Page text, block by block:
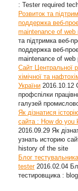
: Tester required
Розвиток та
поддержка веб-
maintenance of web
та підтримка веб-
поддержка веб-
maintenance of web
Сайт Центральної
хімічної та
України 2016.10.12
профспілки
галузей
Як дізнатися
сайта : How do
2016.09.29 Як
узнать историю
history of the site
Блог
tester 2016.02.04
тестировщика :